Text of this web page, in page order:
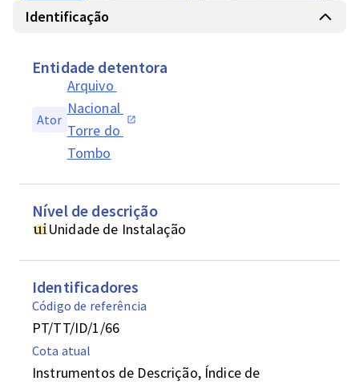
Identificação
Entidade detentora
Ator
Arquivo
Nacional
Torre do
Tombo
Nível de descrição
Unidade de Instalação
Identificadores
Código de referência
PT/TT/ID/1/66
Cota atual
Instrumentos de Descrição, Índice de